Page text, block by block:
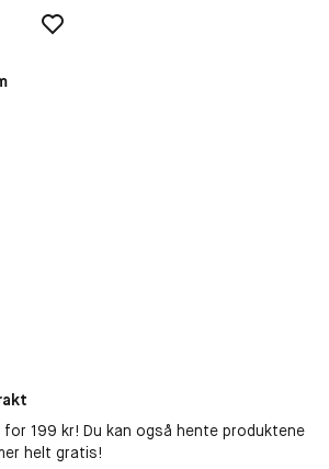
199 kr! Du kan også hente produktene
helt gratis!